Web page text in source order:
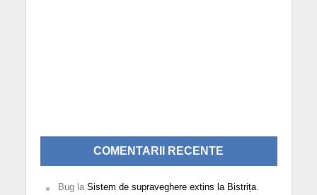
COMENTARII RECENTE
Bugla Sistem de supraveghere extins la Bistrița.